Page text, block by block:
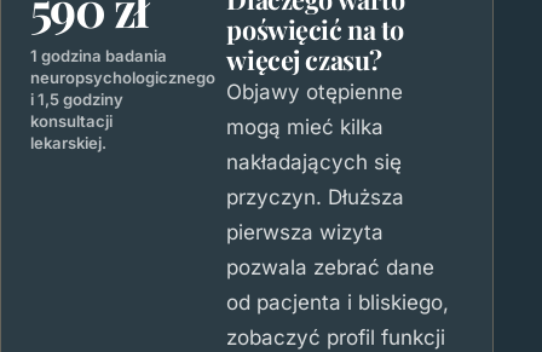
1 godzina badania
neuropsychologicznego
i 1,5 godziny
konsultacji
lekarskiej.
poświęcić na to
więcej czasu?
Objawy otępienne
mogą mieć kilka
nakładających się
przyczyn. Dłuższa
pierwsza wizyta
pozwala zebrać dane
od pacjenta i bliskiego,
zobaczyć profil funkcji